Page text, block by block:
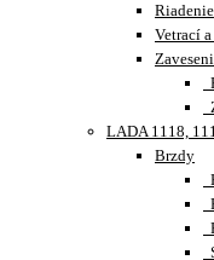
Riadenie
Vetrací
LADA 1118,
Brzdy